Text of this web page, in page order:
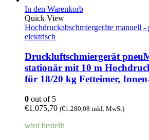
In den Warenkorb
Quick View
Hochdruckabschmiergeräte manuell -
elektrisch
Druckluftschmiergerät
stationär mit 10 m
für 18/20 kg Fetteimer,
0 out of 5
€1.075,70 (€1.280,08 inkl. MwSt)
wird bestellt